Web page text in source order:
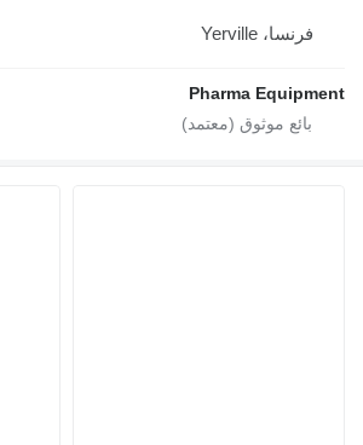
فرنسا، Yerville
Pharma Equipment